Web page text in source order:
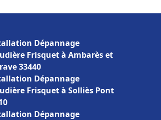
Dépannage
Frisquet à Ambarès et
33440
Dépannage
Frisquet à Solliès Pont
Dépannage